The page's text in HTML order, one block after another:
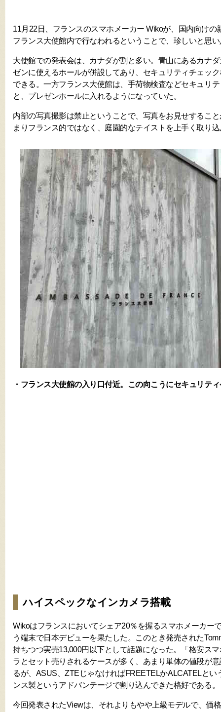
11月22日、フランスのスマホメーカー Wikoが、国内向けの
フランス大使館内で行なわれるということで、珍しいと思
大使館での発表会は、カナダが割と多い。青山にあるカナ
ゼンに使えるホールが併設してあり、セキュリティチェッ
できる。一方フランス大使館は、手荷物検査などセキュリ
と、プレゼンホールに入れるようになっていた。
内部の写真撮影は禁止ということで、写真をお見せするこ
まりフランス的ではなく、庭園的なテイストを上手く取り
・フランス大使館の入り口付近。この向こうにセキュリテ
ハイスペックなインカメラ搭載
Wikoはフランスにおいてシェア20％を握るスマホメーカー
う端末で日本デビューを果たした。このとき発売された
持ちつつ実売13,000円以下として話題になった。「格安ス
ラとセット売りされるケースが多く、あまり単体の値段が
るが、ASUS、ZTEじゃなければFREETELかALCATELとい
ンス製というアドバンテージで割り込んできた格好である。
今回発表されたViewは、それよりもやや上級モデルで、価